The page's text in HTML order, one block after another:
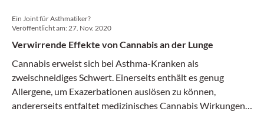
Ein Joint für Asthmatiker?
Veröffentlicht am:27. Nov. 2020
Verwirrende Effekte von Cannabis an der Lunge
Cannabis erweist sich bei Asthma-Kranken als
zweischneidiges Schwert. Einerseits enthält es genug
Allergene, um Exazerbationen auslösen zu können,
andererseits entfaltet medizinisches Cannabis Wirkungen,